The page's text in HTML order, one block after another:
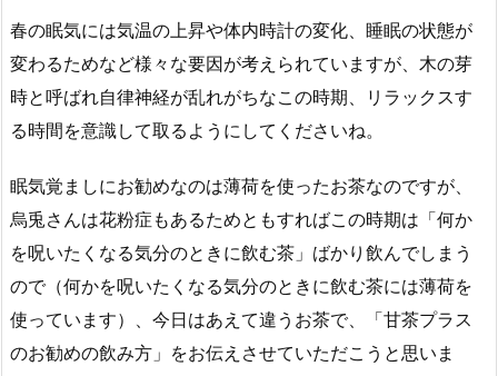
春の眠気には気温の上昇や体内時計の変化、睡眠の状態が
変わるためなど様々な要因が考えられていますが、木の芽
時と呼ばれ自律神経が乱れがちなこの時期、リラックスす
る時間を意識して取るようにしてくださいね。
眠気覚ましにお勧めなのは薄荷を使ったお茶なのですが、
烏兎さんは花粉症もあるためともすればこの時期は「何か
を呪いたくなる気分のときに飲む茶」ばかり飲んでしまう
ので（何かを呪いたくなる気分のときに飲む茶には薄荷を
使っています）、今日はあえて違うお茶で、「甘茶プラス
のお勧めの飲み方」をお伝えさせていただこうと思いま